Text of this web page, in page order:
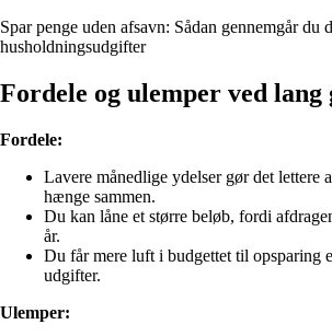
Spar penge uden afsavn: Sådan gennemgår du
husholdningsudgifter
Fordele og ulemper ved
Fordele:
Lavere månedlige ydelser gør det lettere
hænge sammen.
Du kan låne et større beløb, fordi
år.
Du får mere luft i budgettet til opsparing
udgifter.
Ulemper: